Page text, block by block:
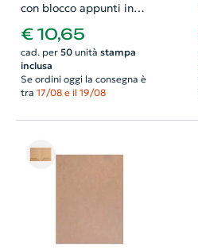
con blocco appunti in
farmato A4
€ 10,65
cad. per 50unità stampa
inclusa
Se ordini oggi la consegna è
tra 17/08 e il 19/08